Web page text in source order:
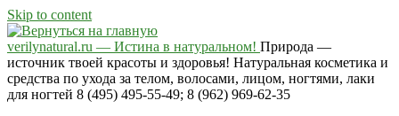
Skip to content
verilynatural.ru — Истина в натуральном! Природа —
источник твоей красоты и здоровья! Натуральная косметика и
средства по ухода за телом, волосами, лицом, ногтями, лаки
для ногтей 8 (495) 495-55-49; 8 (962) 969-62-35